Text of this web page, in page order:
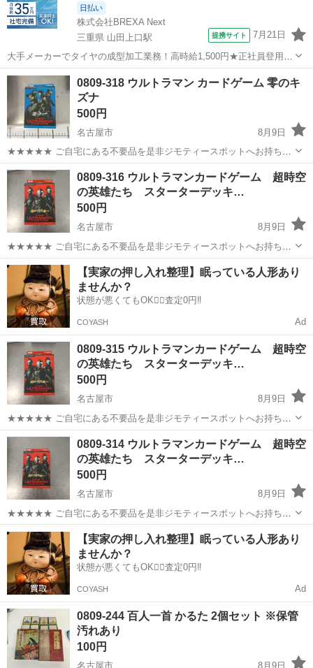
日払い
株式会社BREXA Next
三重県 山田上口駅
提携サイト 7月21日
大手メーカーでタイヤの成型加工業務！高時給1,500円★正社員登用制
度あり！ワンルーム寮完備！マイカー通勤OK！無料駐車場あり！《三
重県伊勢市》 人気の工場のお仕事 ◇タイヤの製造◇ トラック・バ
ス・RV車用を中心とした...
三重 伊勢市 山田上口駅 その他
0809-318 ウルトラマン カードゲーム 零のキ
ズナ
500円
名古屋市
8月9日
★★★★★ ご自宅にある不要品を是非ジモティースポットへお持ち込
みしませんか？ 家電、趣味・スポーツ・レジャー用品、こども用品、
衣料服飾品、生活雑貨、家具、本、CD・DVDなどが無料でまとめて持
ち込めます！ ※詳細はこ...
愛知 名古屋市 カードゲーム ウルトラマン
0809-316 ウルトラマンカードゲーム 超時空
の英雄たち スターターデッキ…
500円
名古屋市
8月9日
★★★★★ ご自宅にある不要品を是非ジモティースポットへお持ち込
みしませんか？ 家電、趣味・スポーツ・レジャー用品、こども用品、
衣料服飾品、生活雑貨、家具、本、CD・DVDなどが無料でまとめて持
ち込めます！ ※詳細はこ...
愛知 名古屋市 カードゲーム ウルトラマン
【実家の押し入れ整理】眠っている人形あり
ませんか？
状態が悪くてもOK🙆‍♀️査定0円‼️
COYASH Ad
0809-315 ウルトラマンカードゲーム 超時空
の英雄たち スターターデッキ…
500円
名古屋市
8月9日
★★★★★ ご自宅にある不要品を是非ジモティースポットへお持ち込
みしませんか？ 家電、趣味・スポーツ・レジャー用品、こども用品、
衣料服飾品、生活雑貨、家具、本、CD・DVDなどが無料でまとめて持
ち込めます！ ※詳細はこ...
愛知 名古屋市 カードゲーム ウルトラマン
0809-314 ウルトラマンカードゲーム 超時空
の英雄たち スターターデッキ…
500円
名古屋市
8月9日
★★★★★ ご自宅にある不要品を是非ジモティースポットへお持ち込
みしませんか？ 家電、趣味・スポーツ・レジャー用品、こども用品、
衣料服飾品、生活雑貨、家具、本、CD・DVDなどが無料でまとめて持
ち込めます！ ※詳細はこ...
愛知 名古屋市 カードゲーム ウルトラマン
【実家の押し入れ整理】眠っている人形あり
ませんか？
状態が悪くてもOK🙆‍♀️査定0円‼️
COYASH Ad
0809-244 百人一首 かるた 2個セット ※保管
汚れあり
100円
名古屋市 8月9日